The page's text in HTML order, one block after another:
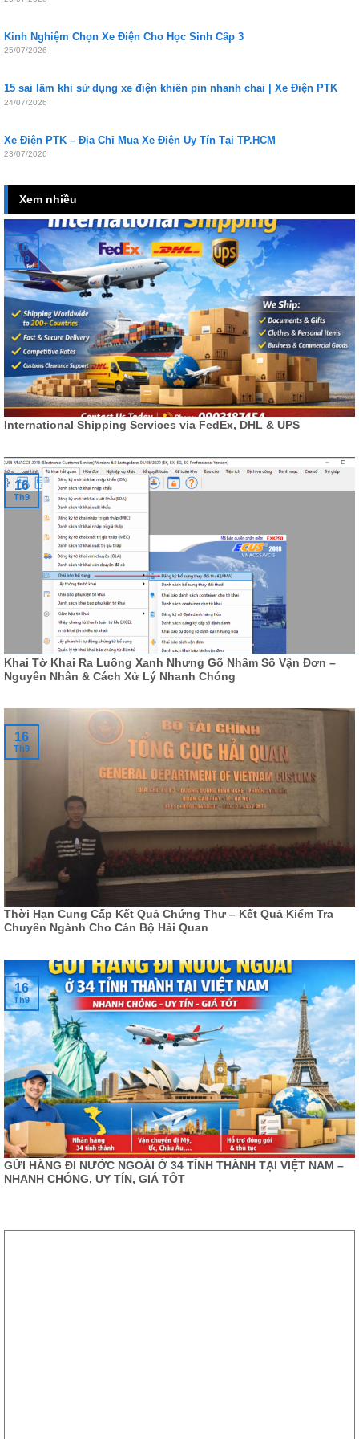
Kinh Nghiệm Chọn Xe Điện Cho Học Sinh Cấp 3
25/07/2026
15 sai lầm khi sử dụng xe điện khiến pin nhanh chai | Xe Điện PTK
24/07/2026
Xe Điện PTK – Địa Chỉ Mua Xe Điện Uy Tín Tại TP.HCM
23/07/2026
Xem nhiều
International Shipping Services via FedEx, DHL & UPS
16
Th9
Khai Tờ Khai Ra Luồng Xanh Nhưng Gõ Nhầm Số Vận Đơn –
Nguyên Nhân & Cách Xử Lý Nhanh Chóng
16
Th9
Thời Hạn Cung Cấp Kết Quả Chứng Thư – Kết Quả Kiểm Tra
Chuyên Ngành Cho Cán Bộ Hải Quan
16
Th9
GỬI HÀNG ĐI NƯỚC NGOÀI Ở 34 TỈNH THÀNH TẠI VIỆT NAM –
NHANH CHÓNG, UY TÍN, GIÁ TỐT
16
Th9